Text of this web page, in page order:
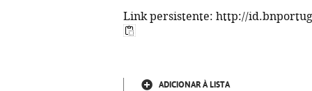
Link persistente: http://
ADICIONAR À LISTA